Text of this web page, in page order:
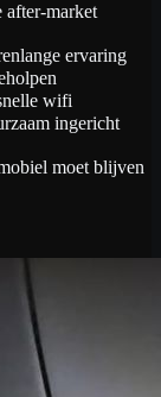
market
ervaring
wifi
ingericht
moet blijven